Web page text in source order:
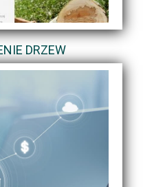
DRZEW